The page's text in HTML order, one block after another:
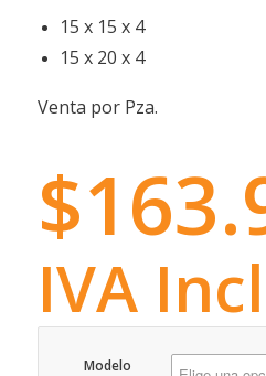
15 x 15 x 4
15 x 20 x 4
Venta por Pza.
$
IVA
Modelo